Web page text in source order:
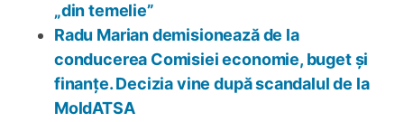
„din temelie”
Radu Marian demisionează de la
conducerea Comisiei economie, buget și
finanțe. Decizia vine după scandalul de la
MoldATSA